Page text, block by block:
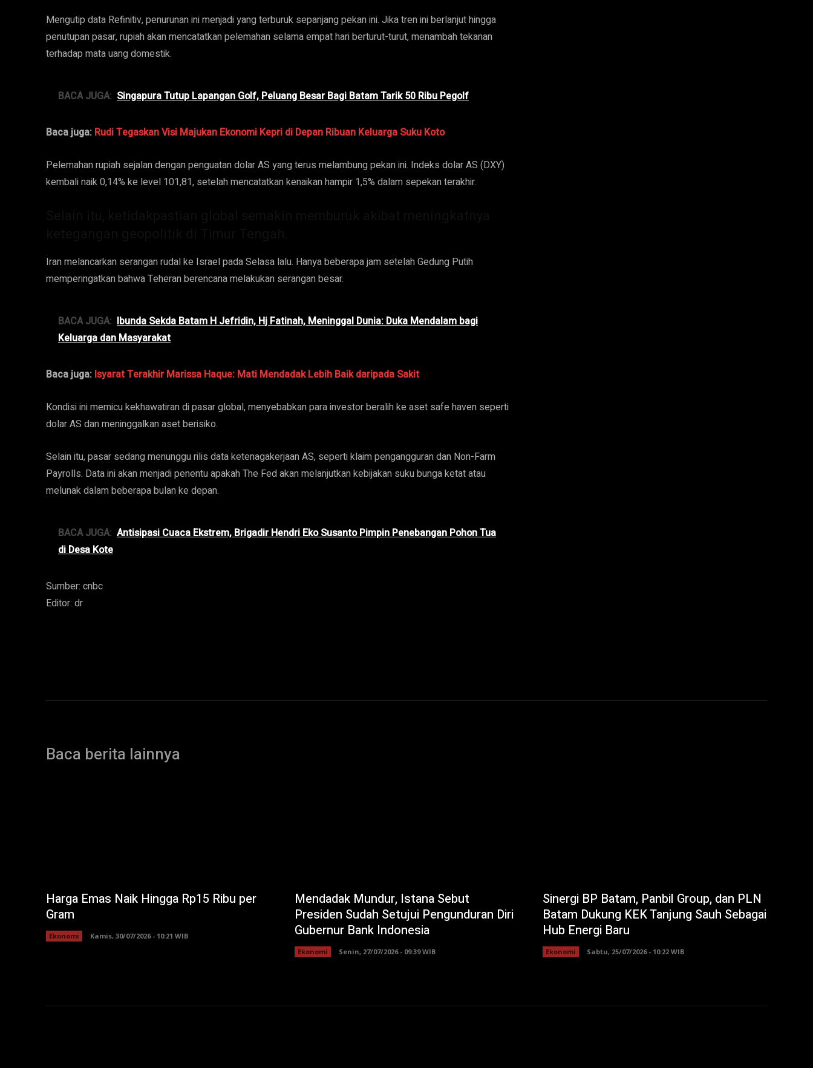
Mengutip data Refinitiv, penurunan ini menjadi yang terburuk sepanjang pekan ini. Jika tren ini berlanjut hingga
penutupan pasar, rupiah akan mencatatkan pelemahan selama empat hari berturut-turut, menambah tekanan
terhadap mata uang domestik.
BACA JUGA: Singapura Tutup Lapangan Golf, Peluang Besar Bagi Batam Tarik 50 Ribu Pegolf
Baca juga: Rudi Tegaskan Visi Majukan Ekonomi Kepri di Depan Ribuan Keluarga Suku Koto
Pelemahan rupiah sejalan dengan penguatan dolar AS yang terus melambung pekan ini. Indeks dolar AS (DXY)
kembali naik 0,14% ke level 101,81, setelah mencatatkan kenaikan hampir 1,5% dalam sepekan terakhir.
Iran melancarkan serangan rudal ke Israel pada Selasa lalu. Hanya beberapa jam setelah Gedung Putih
memperingatkan bahwa Teheran berencana melakukan serangan besar.
BACA JUGA: Ibunda Sekda Batam H Jefridin, Hj Fatinah, Meninggal Dunia: Duka Mendalam bagi
Keluarga dan Masyarakat
Baca juga: Isyarat Terakhir Marissa Haque: Mati Mendadak Lebih Baik daripada Sakit
Kondisi ini memicu kekhawatiran di pasar global, menyebabkan para investor beralih ke aset safe haven seperti
dolar AS dan meninggalkan aset berisiko.
Selain itu, pasar sedang menunggu rilis data ketenagakerjaan AS, seperti klaim pengangguran dan Non-Farm
Payrolls. Data ini akan menjadi penentu apakah The Fed akan melanjutkan kebijakan suku bunga ketat atau
melunak dalam beberapa bulan ke depan.
BACA JUGA: Antisipasi Cuaca Ekstrem, Brigadir Hendri Eko Susanto Pimpin Penebangan Pohon Tua
di Desa Kote
Sumber: cnbc
Editor: dr
Baca berita lainnya
Harga Emas Naik Hingga Rp15 Ribu per
Gram
Ekonomi Kamis, 30/07/2026 - 10:21 WIB
Mendadak Mundur, Istana Sebut
Presiden Sudah Setujui Pengunduran Diri
Gubernur Bank Indonesia
Ekonomi Senin, 27/07/2026 - 09:39 WIB
Sinergi BP Batam, Panbil Group, dan PLN
Batam Dukung KEK Tanjung Sauh Sebagai
Hub Energi Baru
Ekonomi Sabtu, 25/07/2026 - 10:22 WIB